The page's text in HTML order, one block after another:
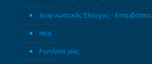
Διαγνωστικός Έλεγχος – Επεμβάσεις
Νέα
Ρωτήστε μας